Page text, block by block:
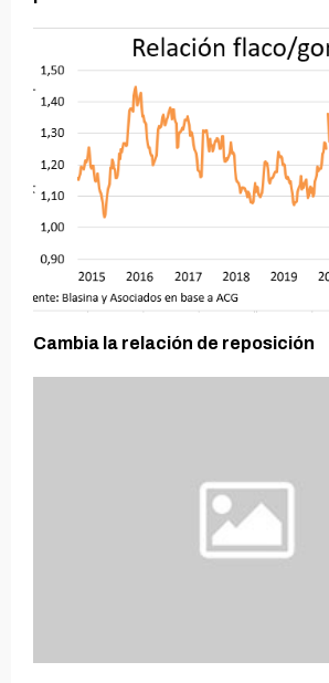
Cambia la relación de reposición